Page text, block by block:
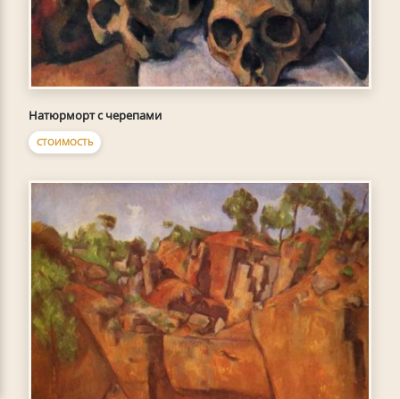
Натюрморт с черепами
СТОИМОСТЬ